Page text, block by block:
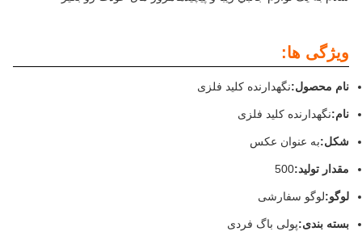
ویژگی ها:
نام محصول:نگهدارنده کلید فلزی
نام:نگهدارنده کلید فلزی
شکل:به عنوان عکس
مقدار تولید:500
لوگو:لوگو سفارشی
بسته بندی:پولی باگ فردی